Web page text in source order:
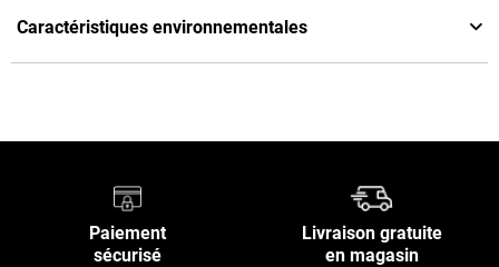
Caractéristiques environnementales
Paiement
sécurisé
Livraison gratuite
en magasin